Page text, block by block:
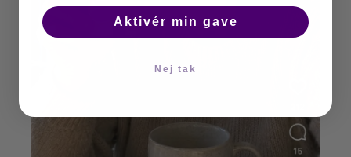
Aktivér min gave
Nej tak